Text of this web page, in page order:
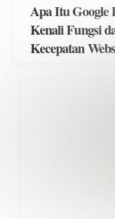
Apa Itu Google
Kenali Fungsi
Kecepatan